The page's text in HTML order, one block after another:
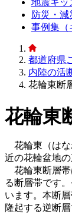
地震キッ
防災・減
事例集（
都道府県
内陸の活
花輪東断
花輪東
花輪東（はな
近の花輪盆地
花輪東断層帯
る断層帯です
います。本断
隆起する逆断層